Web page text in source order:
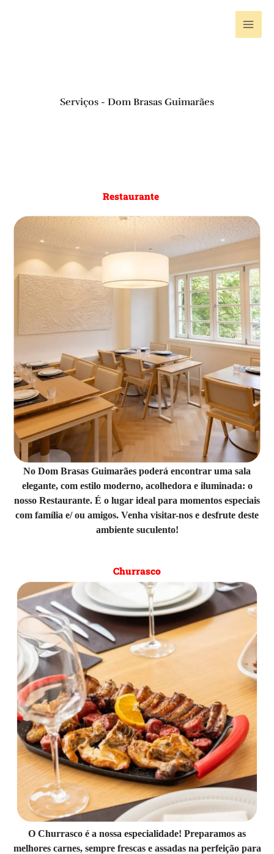
Serviços - Dom Brasas Guimarães
Restaurante
No Dom Brasas Guimarães poderá encontrar uma sala
elegante, com estilo moderno, acolhedora e iluminada: o
nosso Restaurante. É o lugar ideal para momentos especiais
com família e/ ou amigos. Venha visitar-nos e desfrute deste
ambiente suculento!
Churrasco
O Churrasco é a nossa especialidade! Preparamos as
melhores carnes, sempre frescas e assadas na perfeição para